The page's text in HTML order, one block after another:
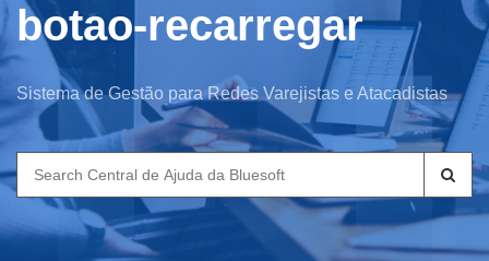
botao-recarregar
Sistema de Gestão para Redes Varejistas e Atacadistas
Search
for: